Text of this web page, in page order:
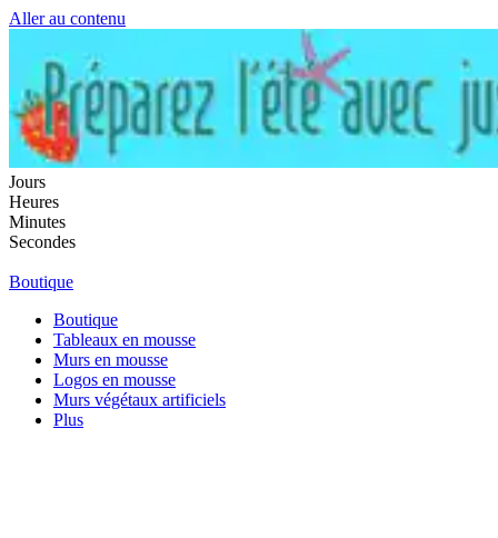
Aller au contenu
Jours
Heures
Minutes
Secondes
Boutique
Boutique
Tableaux en mousse
Murs en mousse
Logos en mousse
Murs végétaux artificiels
Plus